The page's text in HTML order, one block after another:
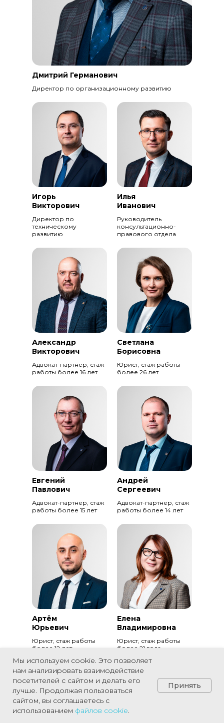
Игорь
Викторович
Директор по
техническому
развитию
Дмитрий Германович
Директор по организационному развитию
Илья
Иванович
Руководитель
консультационно-
правового отдела
Александр
Викторович
Адвокат-партнер, стаж
работы более 16 лет
Светлана
Борисовна
Юрист, стаж работы
более 26 лет
Евгений
Павлович
Адвокат-партнер, стаж
работы более 15 лет
Андрей
Сергеевич
Адвокат-партнер, стаж
работы более 14 лет
Артём
Юрьевич
Юрист, стаж работы
более 12 лет
Елена
Владимировна
Юрист, стаж работы
более 21 года
Мы используем cookie. Это позволяет
нам анализировать взаимодействие
посетителей с сайтом и делать его
лучше. Продолжая пользоваться
сайтом, вы соглашаетесь с
использованием файлов cookie.
Принять